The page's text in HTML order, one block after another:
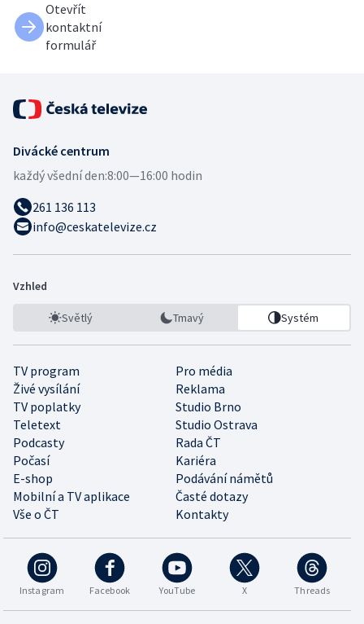
Otevřít
kontaktní
formulář
Divácké centrum
každý všední den:8:00—16:00 hodin
261 136 113
info@ceskatelevize.cz
Vzhled
Světlý Tmavý Systém
TV program
Pro média
Živé vysílání
Reklama
TV poplatky
Studio Brno
Teletext
Studio Ostrava
Podcasty
Rada ČT
Počasí
Kariéra
E-shop
Podávání námětů
Mobilní a TV aplikace
Časté dotazy
Vše o ČT
Kontakty
Instagram Facebook YouTube X Threads